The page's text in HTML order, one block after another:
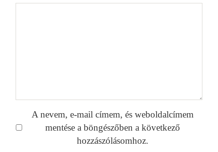
A nevem, e-mail címem, és weboldalcímem
mentése a böngészőben a következő
hozzászólásomhoz.